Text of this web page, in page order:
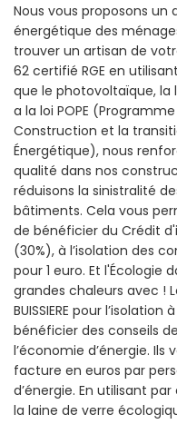
Nous vous proposons
énergétique des
trouver un artisan de
62 certifié RGE en
que le photovoltaïque, la
a la loi POPE
Construction et la
Énergétique), nous
qualité dans nos
réduisons la sinistralité
bâtiments. Cela vous
de bénéficier du Crédit
(30%), à l’isolation des
pour 1 euro. Et l'Écologie
grandes chaleurs avec !
BUISSIERE pour
bénéficier des conseils
l’économie d’énergie.
facture en euros par
d’énergie. En utilisant
la laine de verre